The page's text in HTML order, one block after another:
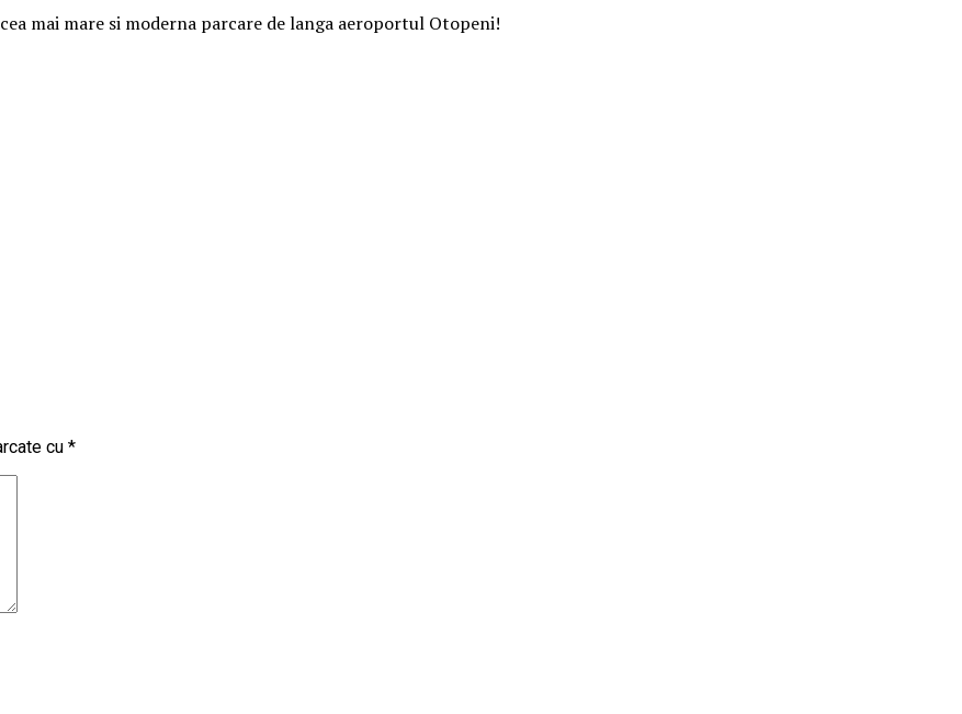
mai mare si moderna parcare de langa aeroportul Otopeni!
cu *